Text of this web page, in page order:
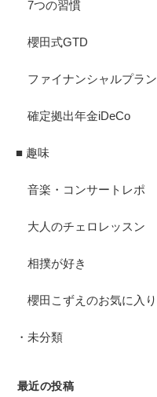
7つの習慣
櫻田式GTD
ファイナンシャルプラン
確定拠出年金iDeCo
■ 趣味
音楽・コンサートレポ
大人のチェロレッスン
相撲が好き
櫻田こずえのお気に入り
・未分類
最近の投稿